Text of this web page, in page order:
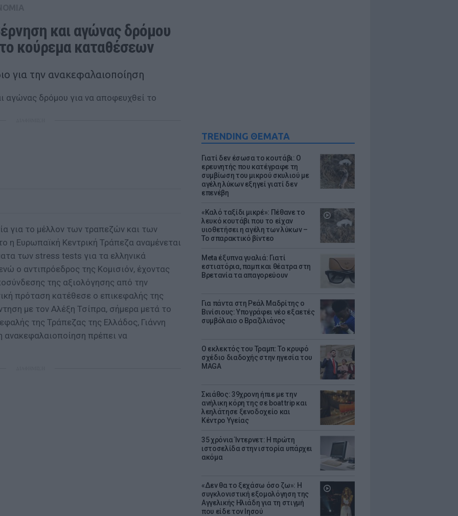
TRENDING ΘΕΜΑΤΑ
Γιατί δεν έσωσα το κουτάβι: Ο
ερευνητής που κατέγραφε τη
συμβίωση του μικρού σκυλιού με
αγέλη λύκων εξηγεί γιατί δεν
επενέβη
«Καλό ταξίδι μικρέ»: Πέθανε το
λευκό κουτάβι που το είχαν
υιοθετήσει η αγέλη των λύκων –
Το σπαρακτικό βίντεο
Meta έξυπνα γυαλιά: Γιατί
εστιατόρια, παμπ και θέατρα στη
Βρετανία τα απαγορεύουν
Για πάντα στη Ρεάλ Μαδρίτης ο
Βινίσιους: Υπογράφει νέο εξαετές
συμβόλαιο ο Βραζιλιάνος
Ο εκλεκτός του Τραμπ: Το κρυφό
σχέδιο διαδοχής στην ηγεσία του
MAGA
Σκιάθος: 39χρονη ήπιε με την
ανήλικη κόρη της σε boat trip και
λεηλάτησε ξενοδοχείο και
Κέντρο Υγείας
35 χρόνια Ίντερνετ: Η πρώτη
ιστοσελίδα στην ιστορία υπάρχει
ακόμα
«Δεν θα το ξεχάσω όσο ζω»: Η
συγκλονιστική εξομολόγηση της
Αγγελικής Ηλιάδη για τη στιγμή
που είδε τον Ιησού
και αγώνας δρόμου
κούρεμα καταθέσεων
για την ανακεφαλαιοποίηση
για το μέλλον των τραπεζών και των
Ευρωπαϊκή Κεντρική Τράπεζα αναμένεται
των stress tests για τα ελληνικά
ο αντιπρόεδρος της Κομισιόν, έχοντας
της αξιολόγησης από την
πρόταση κατέθεσε ο επικεφαλής της
με τον Αλέξη Τσίπρα, σήμερα μετά το
της Τράπεζας της Ελλάδος, Γιάννη
πρέπει να